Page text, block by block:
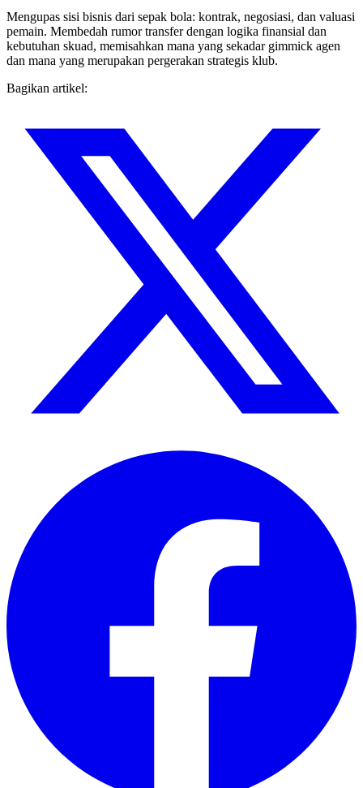
Mengupas sisi bisnis dari sepak bola: kontrak, negosiasi, dan valuasi
pemain. Membedah rumor transfer dengan logika finansial dan
kebutuhan skuad, memisahkan mana yang sekadar gimmick agen
dan mana yang merupakan pergerakan strategis klub.
Bagikan artikel: